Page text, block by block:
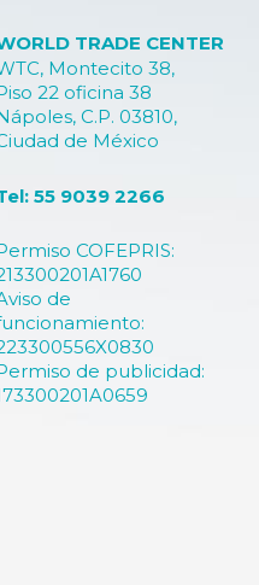
TRADE CENTER
Montecito 38,
22 oficina 38
C.P. 03810,
de México
COFEPRIS:
de
de publicidad:
55 9039 2266